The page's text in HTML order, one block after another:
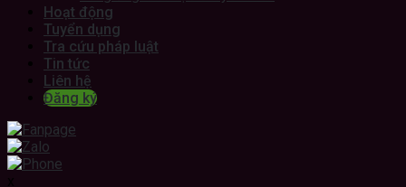
Hoạt động
Tuyển dụng
Tra cứu pháp luật
Tin tức
Liên hệ
Đăng ký